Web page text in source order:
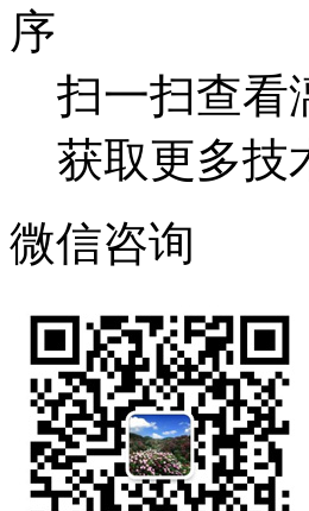
扫一扫查看
获取更多技
微信咨询